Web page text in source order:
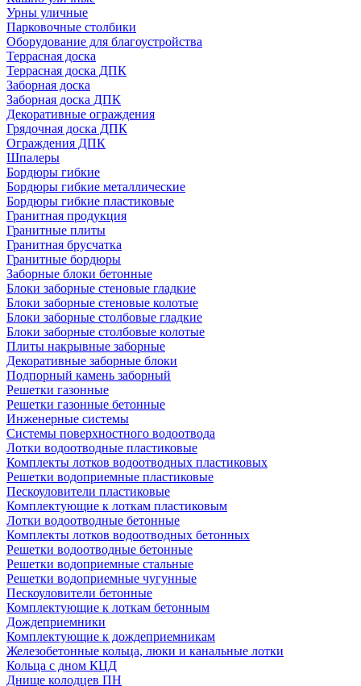
Урны уличные
Парковочные столбики
Оборудование для благоустройства
Террасная доска
Террасная доска ДПК
Заборная доска
Заборная доска ДПК
Декоративные ограждения
Грядочная доска ДПК
Ограждения ДПК
Шпалеры
Бордюры гибкие
Бордюры гибкие металлические
Бордюры гибкие пластиковые
Гранитная продукция
Гранитные плиты
Гранитная брусчатка
Гранитные бордюры
Заборные блоки бетонные
Блоки заборные стеновые гладкие
Блоки заборные стеновые колотые
Блоки заборные столбовые гладкие
Блоки заборные столбовые колотые
Плиты накрывные заборные
Декоративные заборные блоки
Подпорный камень заборный
Решетки газонные
Решетки газонные бетонные
Инженерные системы
Системы поверхностного водоотвода
Лотки водоотводные пластиковые
Комплекты лотков водоотводных пластиковых
Решетки водоприемные пластиковые
Пескоуловители пластиковые
Комплектующие к лоткам пластиковым
Лотки водоотводные бетонные
Комплекты лотков водоотводных бетонных
Решетки водоотводные бетонные
Решетки водоприемные стальные
Решетки водоприемные чугунные
Пескоуловители бетонные
Комплектующие к лоткам бетонным
Дождеприемники
Комплектующие к дождеприемникам
Железобетонные кольца, люки и канальные лотки
Кольца с дном КЦД
Днище колодцев ПН